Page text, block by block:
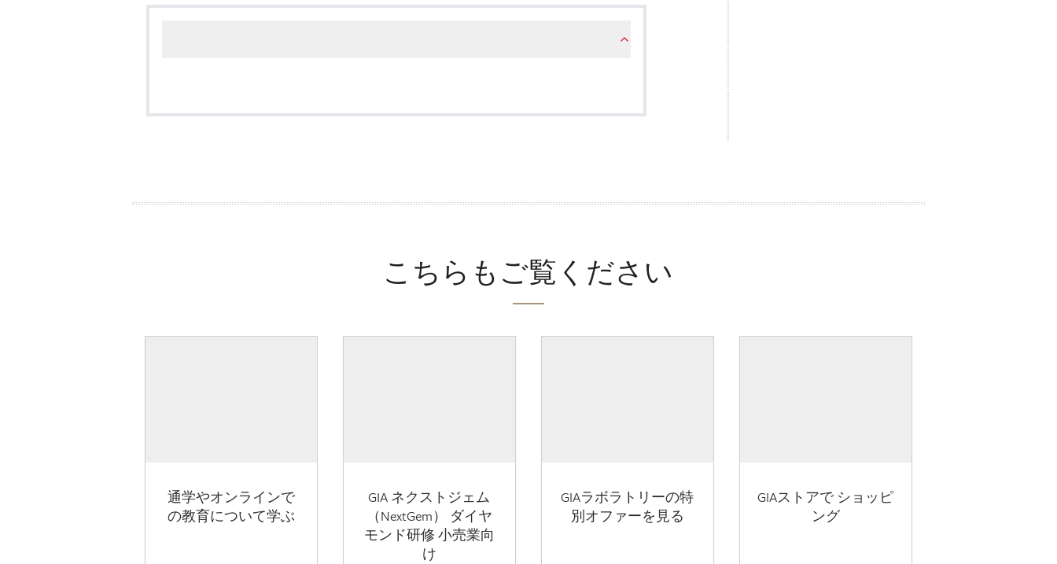
こちらもご覧ください
通学やオンラインで
の教育について学ぶ
GIA ネクストジェム
（NextGem） ダイヤ
モンド研修 小売業向
け
GIAラボラトリーの特
別オファーを見る
GIAストアで ショッピ
ング